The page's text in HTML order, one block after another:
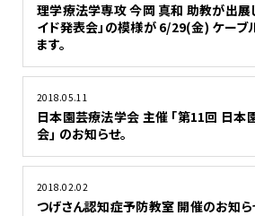
理学療法学専攻 今岡 真和 助教が出展
イド発表会」の模様が 6/29(金) ケーブ
ます。
2018.05.11
日本園芸療法学会 主催 ｢第11回 日本
会｣ のお知らせ。
2018.02.02
つげさん認知症予防教室 開催のお知ら